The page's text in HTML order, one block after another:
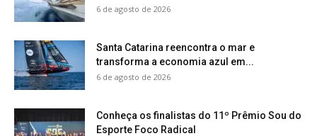
6 de agosto de 2026
Santa Catarina reencontra o mar e
transforma a economia azul em...
6 de agosto de 2026
Conheça os finalistas do 11º Prêmio Sou do
Esporte Foco Radical